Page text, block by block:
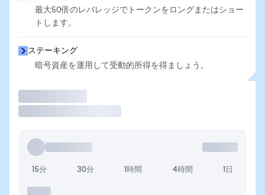
最大50倍のレバレッジでトークンをロングまたはショー
トします。
ステーキング
暗号資産を運用して受動的所得を得ましょう。
15分 30分 1時間 4時間 1日